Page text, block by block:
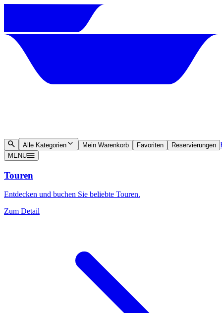
Alle Kategorien Mein Warenkorb Favoriten Reservierungen
MENU
Touren
Entdecken und buchen Sie beliebte Touren.
Zum Detail